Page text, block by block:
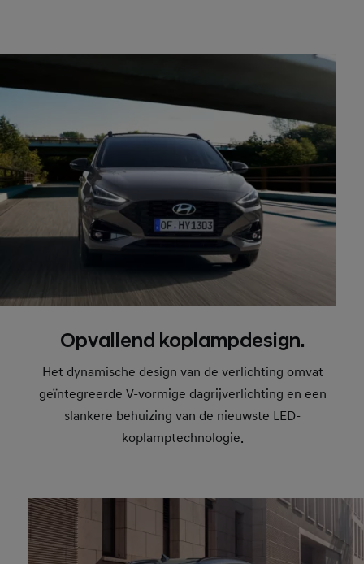
Opvallend koplampdesign.
Het dynamische design van de verlichting omvat
geïntegreerde V-vormige dagrijverlichting en een
slankere behuizing van de nieuwste LED-
koplamptechnologie.